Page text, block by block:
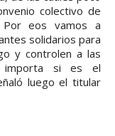
colectivo de
eos vamos a
solidarios para
y controlen a las
importa si es el
luego el titular